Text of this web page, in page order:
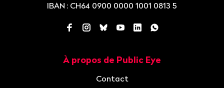
IBAN : CH64 0900 0000 1001 0813 5
Facebook
Instagram
BlueskyYouTube
LinkedInWhatsApp
À propos de Public Eye
Contact